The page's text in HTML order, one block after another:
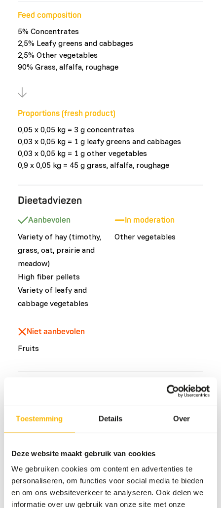
Toestemming Details Over
Deze website maakt gebruik van cookies
We gebruiken cookies om content en advertenties te
personaliseren, om functies voor social media te bieden
en om ons websiteverkeer te analyseren. Ook delen we
informatie over uw gebruik van onze site met onze
Feed composition
5% Concentrates
2,5% Leafy greens and cabbages
2,5% Other vegetables
90% Grass, alfalfa, roughage
Proportions (fresh product)
0,05 x 0,05 kg = 3 g concentrates
0,03 x 0,05 kg = 1 g leafy greens and cabbages
0,03 x 0,05 kg = 1 g other vegetables
0,9 x 0,05 kg = 45 g grass, alfalfa, roughage
Dieetadviezen
Aanbevolen
Variety of hay (timothy,
grass, oat, prairie and
meadow)
High fiber pellets
Variety of leafy and
cabbage vegetables
In moderation
Other vegetables
Niet aanbevolen
Fruits
commonly occurring diseases/conditions:
Hepatic lipidosis
Ketosis
Colic
Bloat